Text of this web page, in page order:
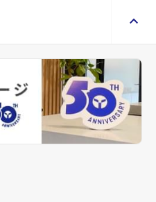
train
路線から探す
keyboard_arrow_right
keyboard_arrow_right
keyboard_arrow_right
keyboard_arrow_right
keyboard_arrow_right
keyboard_arrow_right
keyboard_arrow_right
keyboard_arrow_right
keyboard_arrow_right
keyboard_arrow_right
keyboard_arrow_right
open_in_new
keyboard_arrow_up
keyboard_arrow_right
keyboard_arrow_right
（PDF）
階建 地上11階
管理 -